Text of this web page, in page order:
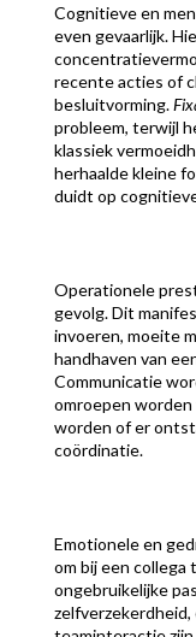
Cognitieve en
even gevaarlijk.
recente acties of
besluitvorming.
probleem, terwijl
klassiek
herhaalde kleine
duidt op
Operationele
gevolg. Dit
invoeren, moeite
handhaven van
Communicatie
omroepen worden
worden of er
coördinatie.
Emotionele en
om bij een collega
ongebruikelijke